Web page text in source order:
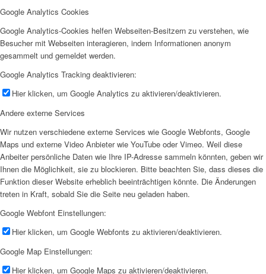
Google Analytics Cookies
Google Analytics-Cookies helfen Webseiten-Besitzern zu verstehen, wie
Besucher mit Webseiten interagieren, indem Informationen anonym
gesammelt und gemeldet werden.
Google Analytics Tracking deaktivieren:
Hier klicken, um Google Analytics zu aktivieren/deaktivieren.
Andere externe Services
Wir nutzen verschiedene externe Services wie Google Webfonts, Google
Maps und externe Video Anbieter wie YouTube oder Vimeo. Weil diese
Anbeiter persönliche Daten wie Ihre IP-Adresse sammeln könnten, geben wir
Ihnen die Möglichkeit, sie zu blockieren. Bitte beachten Sie, dass dieses die
Funktion dieser Website erheblich beeinträchtigen könnte. Die Änderungen
treten in Kraft, sobald Sie die Seite neu geladen haben.
Google Webfont Einstellungen:
Hier klicken, um Google Webfonts zu aktivieren/deaktivieren.
Google Map Einstellungen:
Hier klicken, um Google Maps zu aktivieren/deaktivieren.